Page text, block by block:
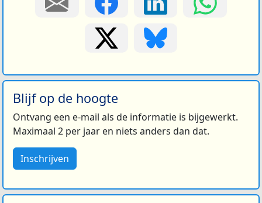
Blijf op de hoogte
Ontvang een e-mail als de informatie is bijgewerkt.
Maximaal 2 per jaar en niets anders dan dat.
Inschrijven